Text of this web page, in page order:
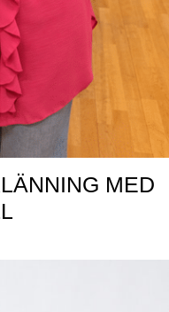
MED